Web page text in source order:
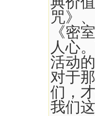
咒》
《密
人心
活动
对于
们，
我们